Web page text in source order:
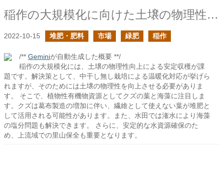
稲作の大規模化に向けた土壌の物理性の向上の技法の確立は急務の続き
2022-10-15 堆肥・肥料 市場 緑肥 稲作
/** Geminiが自動生成した概要 **/
稲作の大規模化には、土壌の物理性向上による安定収穫が課
題です。解決策として、中干し無し栽培による温暖化対応が挙げら
れますが、そのためには土壌の物理性を向上させる必要がありま
す。 そこで、植物性有機物資源としてクズの葉と海藻に注目しま
す。クズは葛布製造の増加に伴い、繊維として使えない葉が堆肥と
して活用される可能性があります。また、水田では潅水により海藻
の塩分問題も解決できます。 さらに、安定的な水資源確保のた
め、上流域での里山保全も重要となります。